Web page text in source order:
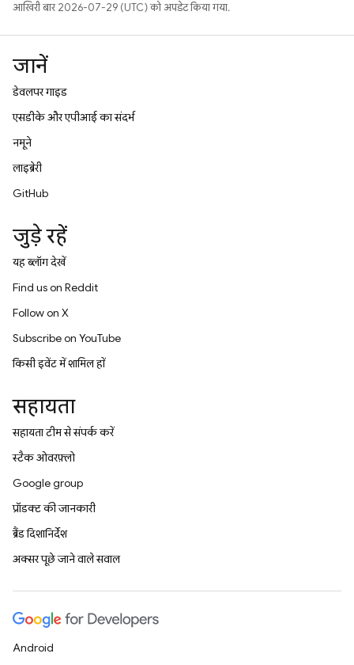
आखिरी बार 2026-07-29 (UTC) को अपडेट किया गया.
जानें
डेवलपर गाइड
एसडीके और एपीआई का संदर्भ
नमूने
लाइब्रेरी
GitHub
जुड़े रहें
यह ब्लॉग देखें
Find us on Reddit
Follow on X
Subscribe on YouTube
किसी इवेंट में शामिल हों
सहायता
सहायता टीम से संपर्क करें
स्टैक ओवरफ़्लो
Google group
प्रॉडक्ट की जानकारी
ब्रैंड दिशानिर्देश
अक्सर पूछे जाने वाले सवाल
Android